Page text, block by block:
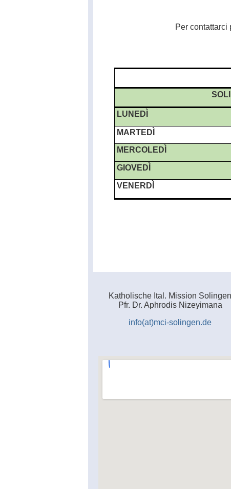
Per
LUNEDÌ
MARTEDÌ
MERCOLEDÌ
GIOVEDÌ
VENERDÌ
Katholische Ital. Mission Solingen
Pfr. Dr. Aphrodis Nizeyimana
info(at)mci-solingen.de